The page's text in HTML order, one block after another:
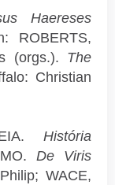
Haereses
ROBERTS,
(orgs.). The
Christian
História
De Viris
WACE,